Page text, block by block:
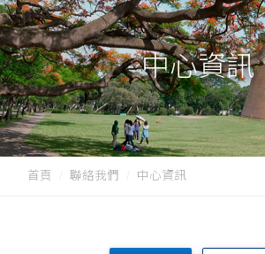
中心資訊
首頁 聯絡我們 中心資訊